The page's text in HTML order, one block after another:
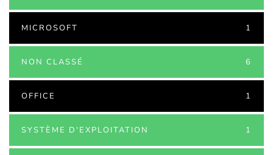
MICROSOFT 1
NON CLASSÉ 6
OFFICE 1
SYSTÈME D'EXPLOITATION 1